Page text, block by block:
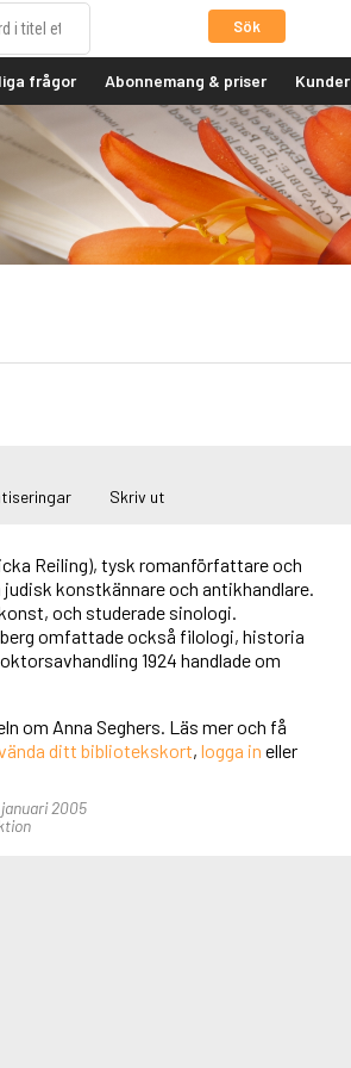
Sök
frågor Abonnemang & priser Kunder
Skriv ut
Reiling), tysk romanförfattare och
konstkännare och antikhandlare.
och studerade sinologi.
omfattade också filologi, historia
1924 handlade om
om Anna Seghers. Läs mer och få
ditt bibliotekskort, logga in eller
2005